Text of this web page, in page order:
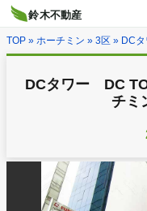
TOP » ホーチミン » 3区 » DCタワ
DCタワー DC
チミ
鈴木不動産